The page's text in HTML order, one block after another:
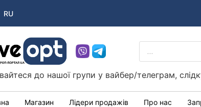
RU
– оптова дропшипінг платформа в Україні
PRODUCTS
SEARCH
до нашої групи у вайбер/телеграм,
Магазин Лідери продажів Про нас